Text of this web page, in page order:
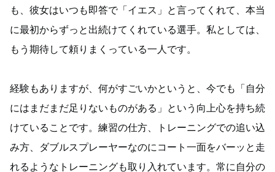
も、彼女はいつも即答で「イエス」と言ってくれて、本当
に最初からずっと出続けてくれている選手。私としては、
もう期待して頼りまくっている一人です。
経験もありますが、何がすごいかというと、今でも「自分
にはまだまだ足りないものがある」という向上心を持ち続
けていることです。練習の仕方、トレーニングでの追い込
み方、ダブルスプレーヤーなのにコート一面をバーッと走
れるようなトレーニングも取り入れています。常に自分の